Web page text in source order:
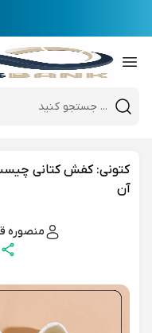
Mobile header search
کتونی: کفش کتانی
آن
منصوره